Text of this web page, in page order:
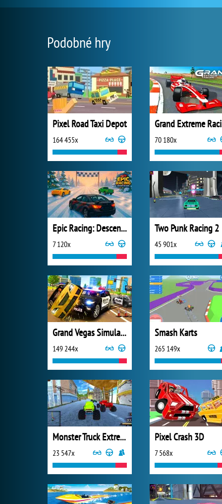
Podobné hry
Pixel Road Taxi Depot
164 455x 70 180x
Epic Racing: Descent on Cars
7 120x
Two Punk Racing 2
45 901x
Grand Vegas Simulator
149 244x
Smash Karts
265 149x
Monster Truck Extreme Racing
23 547x
Pixel Crash 3D
7 568x